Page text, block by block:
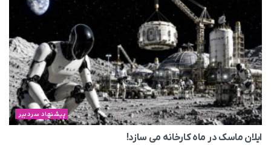
پیشنهاد سردبیر
ایلان ماسک در ماه کارخانه می سازد!